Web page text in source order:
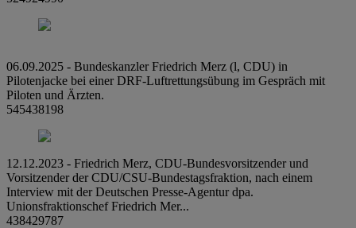
06.09.2025 - Bundeskanzler Friedrich Merz (l, CDU) in
Pilotenjacke bei einer DRF-Luftrettungsübung im Gespräch mit
Piloten und Ärzten.
545438198
12.12.2023 - Friedrich Merz, CDU-Bundesvorsitzender und
Vorsitzender der CDU/CSU-Bundestagsfraktion, nach einem
Interview mit der Deutschen Presse-Agentur dpa.
Unionsfraktionschef Friedrich Mer...
438429787